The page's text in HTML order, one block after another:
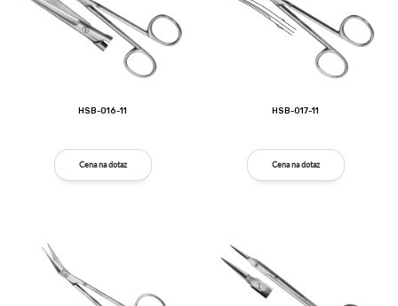
HSB-016-11
Cena na dotaz
HSB-017-11
Cena na dotaz